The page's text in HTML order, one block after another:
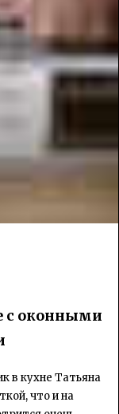
с оконными
в кухне Татьяна
что и на